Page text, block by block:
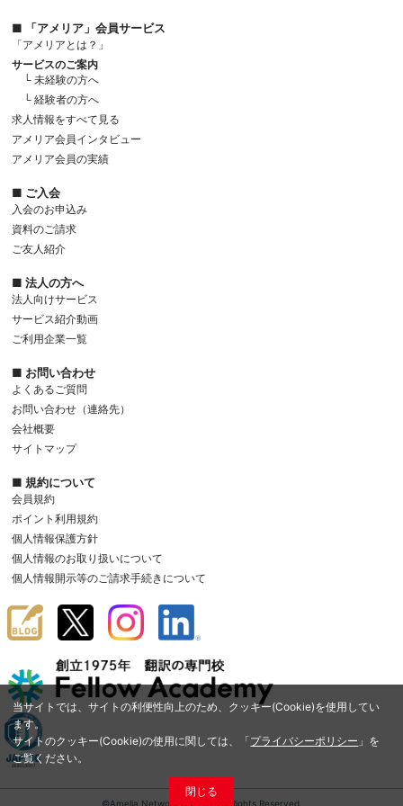
当サイトでは、サイトの利便性向上のため、クッキー(Cookie)を使用してい
ます。
サイトのクッキー(Cookie)の使用に関しては、「プライバシーポリシー 」を
ご覧ください。
閉じる
■ 「アメリア」会員サービス
「アメリアとは？」
サービスのご案内
└ 未経験の方へ
└ 経験者の方へ
求人情報をすべて見る
アメリア会員インタビュー
アメリア会員の実績
■ ご入会
入会のお申込み
資料のご請求
ご友人紹介
■ 法人の方へ
法人向けサービス
サービス紹介動画
ご利用企業一覧
■ お問い合わせ
よくあるご質問
お問い合わせ（連絡先）
会社概要
サイトマップ
■ 規約について
会員規約
ポイント利用規約
個人情報保護方針
個人情報のお取り扱いについて
個人情報開示等のご請求手続きについて
©Amelia Network Co.,Ltd. All Rights Reserved.